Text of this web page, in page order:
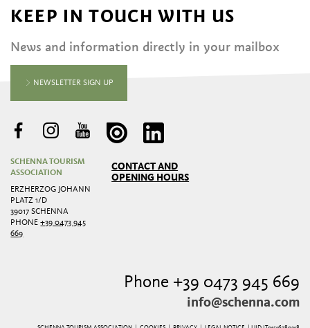
KEEP IN TOUCH WITH US
News and information directly in your mailbox
NEWSLETTER SIGN UP
SCHENNA TOURISM
ASSOCIATION
ERZHERZOG JOHANN
PLATZ 1/D
39017 SCHENNA
PHONE+39 0473 945
669
CONTACT AND
OPENING HOURS
Phone +39 0473 945 669
info@schenna.com